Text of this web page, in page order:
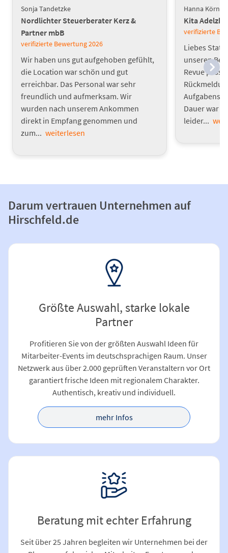
Sonja Tandetzke
Nordlichter Steuerberater Kerz &
Partner mbB
verifizierte Bewertung2026
Wir haben uns gut aufgehoben gefühlt,
die Location war schön und gut
erreichbar. Das Personal war sehr
freundlich und aufmerksam. Wir
wurden nach unserem Ankommen
direkt in Empfang genommen und
zum... weiterlesen
Hanna Körner
Kita
verifizierte
Liebes
unseren
Revue
Dauer war
leider...
Darum vertrauen Unternehmen auf
Hirschfeld.de
Größte Auswahl, starke lokale
Partner
Profitieren Sie von der größten Auswahl Ideen für
Mitarbeiter-Events im deutschsprachigen Raum. Unser
Netzwerk aus über 2.000 geprüften Veranstaltern vor Ort
garantiert frische Ideen mit regionalem Charakter.
Authentisch, kreativ und individuell.
mehr Infos
Beratung mit echter Erfahrung
Seit über 25 Jahren begleiten wir Unternehmen bei der